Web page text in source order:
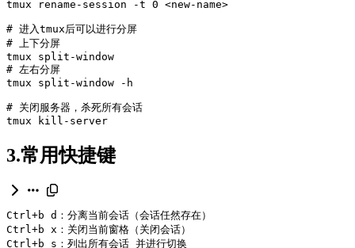
tmux rename-session -t 0
# 进入tmux后可以进行分屏
# 上下分屏
# 左右分屏
# 关闭服务器，杀死所有会话
tmux kill-server
3.常用快捷键